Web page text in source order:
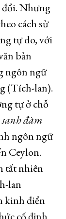
đổi. Nhưng
cách sử
tự do, với
bản
ngôn ngữ
(Tích-lan).
tự ở chỗ
đàm
ngôn ngữ
Ceylon.
tất nhiên
lan
kinh điển